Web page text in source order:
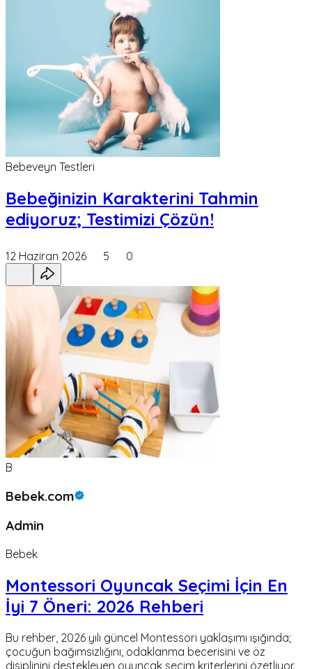
Bebeveyn Testleri
Bebeğinizin Karakterini Tahmin
ediyoruz; Testimizi Çözün!
12 Haziran 2026 5 0
B
Bebek.com
Admin
Bebek
Montessori Oyuncak Seçimi İçin En
İyi 7 Öneri: 2026 Rehberi
Bu rehber, 2026 yılı güncel Montessori yaklaşımı ışığında;
çocuğun bağımsızlığını, odaklanma becerisini ve öz
disiplinini destekleyen oyuncak seçim kriterlerini özetliyor.